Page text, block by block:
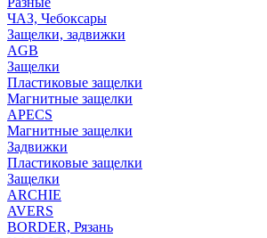
ЧАЗ, Чебоксары
Защелки, задвижки
AGB
Защелки
Пластиковые защелки
Магнитные защелки
APECS
Магнитные защелки
Задвижки
Пластиковые защелки
Защелки
ARCHIE
AVERS
BORDER, Рязань